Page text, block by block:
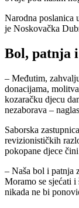
Narodna poslanica
je Noskovačka
Bol, patnja
– Međutim,
donacijama,
kozaračku djecu
nezaborava –
Saborska
revizionističkih
pokopane djece
– Naša bol i patnja
Moramo se sjećati
nikada ne bi